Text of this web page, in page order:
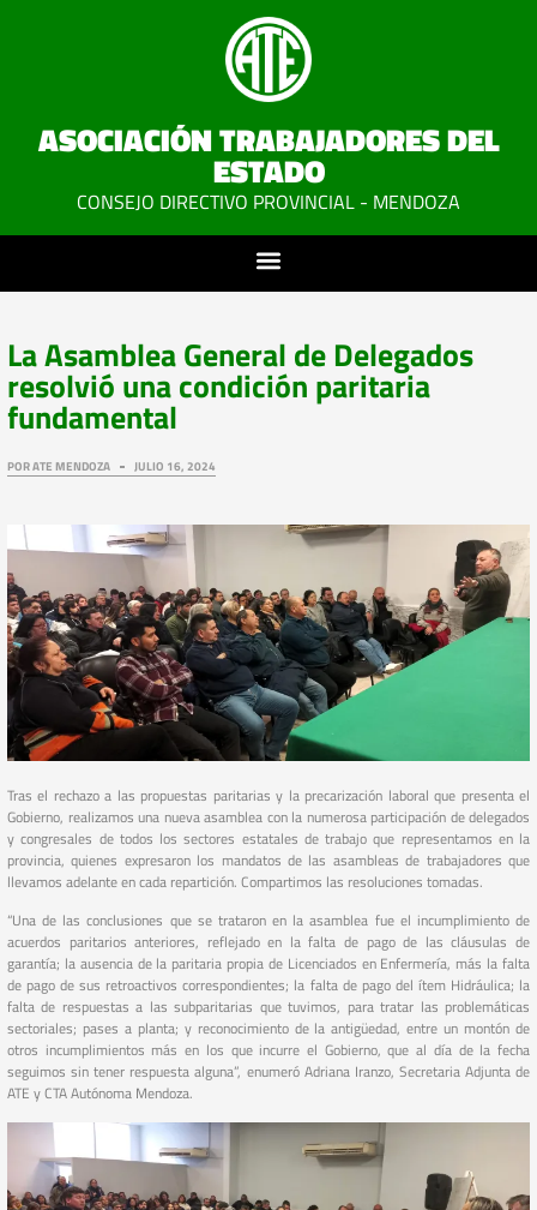
ASOCIACIÓN TRABAJADORES DEL
ESTADO
CONSEJO DIRECTIVO PROVINCIAL - MENDOZA
La Asamblea General de Delegados
resolvió una condición paritaria
fundamental
PORATE MENDOZA JULIO 16, 2024
Tras el rechazo a las propuestas paritarias y la precarización laboral que presenta el
Gobierno, realizamos una nueva asamblea con la numerosa participación de delegados
y congresales de todos los sectores estatales de trabajo que representamos en la
provincia, quienes expresaron los mandatos de las asambleas de trabajadores que
llevamos adelante en cada repartición. Compartimos las resoluciones tomadas.
“Una de las conclusiones que se trataron en la asamblea fue el incumplimiento de
acuerdos paritarios anteriores, reflejado en la falta de pago de las cláusulas de
garantía; la ausencia de la paritaria propia de Licenciados en Enfermería, más la falta
de pago de sus retroactivos correspondientes; la falta de pago del ítem Hidráulica; la
falta de respuestas a las subparitarias que tuvimos, para tratar las problemáticas
sectoriales; pases a planta; y reconocimiento de la antigüedad, entre un montón de
otros incumplimientos más en los que incurre el Gobierno, que al día de la fecha
seguimos sin tener respuesta alguna”, enumeró Adriana Iranzo, Secretaria Adjunta de
ATE y CTA Autónoma Mendoza.